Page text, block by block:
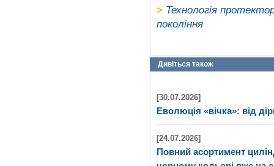
> Технологія
покоління
Дивіться також
[30.07.2026]
Еволюція «вічка»: від
[24.07.2026]
Повний асортимент